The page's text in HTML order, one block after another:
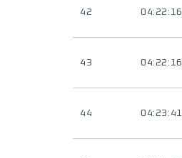
42 04:22:16
43 04:22:16
44 04:23:41